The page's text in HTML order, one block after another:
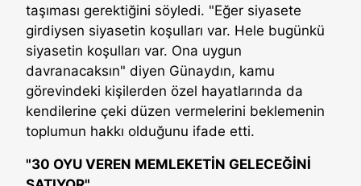
taşıması gerektiğini söyledi. "Eğer siyasete
girdiysen siyasetin koşulları var. Hele bugünkü
siyasetin koşulları var. Ona uygun
davranacaksın" diyen Günaydın, kamu
görevindeki kişilerden özel hayatlarında da
kendilerine çeki düzen vermelerini beklemenin
toplumun hakkı olduğunu ifade etti.
"30 OYU VEREN MEMLEKETİN GELECEĞİNİ